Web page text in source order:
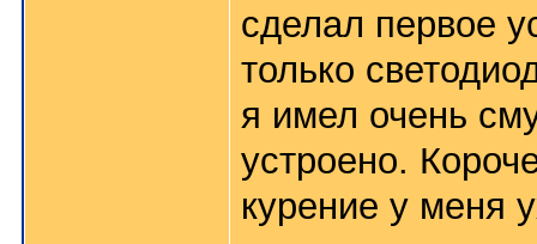
сделал первое
только
я имел очень
устроено.
курение у меня